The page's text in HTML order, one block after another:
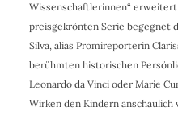
Wissenschaftlerinnen“
preisgekrönten Serie begegnet
Silva, alias Promireporterin
berühmten historischen
Leonardo da Vinci oder Marie
Wirken den Kindern